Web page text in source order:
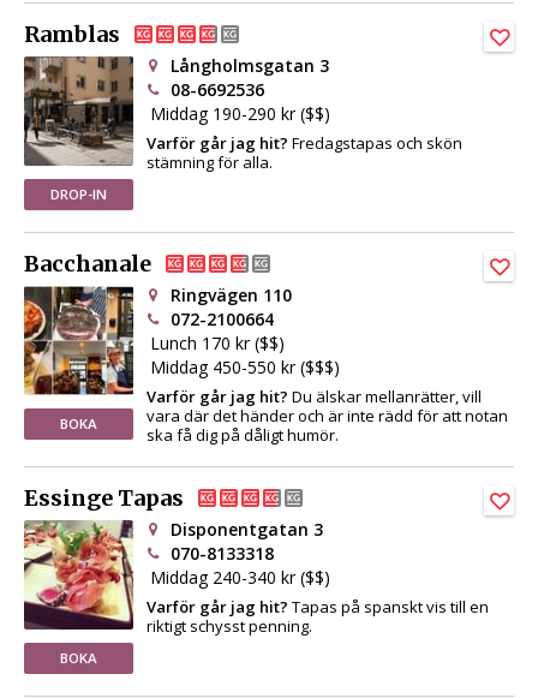
Ramblas
DROP-IN
Långholmsgatan 3
08-6692536
Middag 190-290 kr ($$)
Varför går jag hit? Fredagstapas och skön
stämning för alla.
Bacchanale
BOKA
Ringvägen 110
072-2100664
Lunch 170 kr ($$)
Middag 450-550 kr ($$$)
Varför går jag hit? Du älskar mellanrätter, vill
vara där det händer och är inte rädd för att notan
ska få dig på dåligt humör.
Essinge Tapas
BOKA
Disponentgatan 3
070-8133318
Middag 240-340 kr ($$)
Varför går jag hit? Tapas på spanskt vis till en
riktigt schysst penning.